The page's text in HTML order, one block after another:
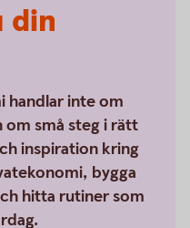
din
handlar inte om
små steg i rätt
inspiration kring
bygga
hitta rutiner som